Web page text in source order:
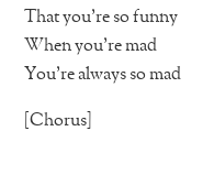
That you’re so funny
When you’re mad
You’re always so mad
[Chorus]